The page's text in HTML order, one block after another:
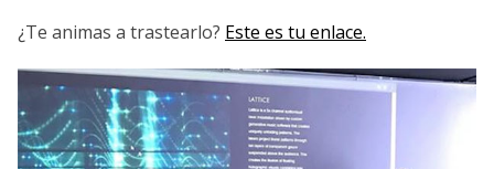
¿Te animas a trastearlo? Este es tu enlace.